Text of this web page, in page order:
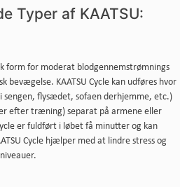
Typer af KAATSU:
form for moderat blodgennemstrømnings
KAATSU Cycle kan udføres hvor
sengen, flysædet, sofaen derhjemme, etc.)
efter træning) separat på armene eller
er fuldført i løbet få minutter og kan
Cycle hjælper med at lindre stress og